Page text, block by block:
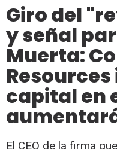
Giro del
y señal
Muerta:
capital en
El CEO de la firma